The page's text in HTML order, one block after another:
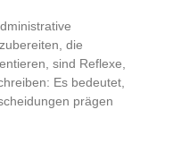
die
sind Reflexe,
Es bedeutet,
prägen